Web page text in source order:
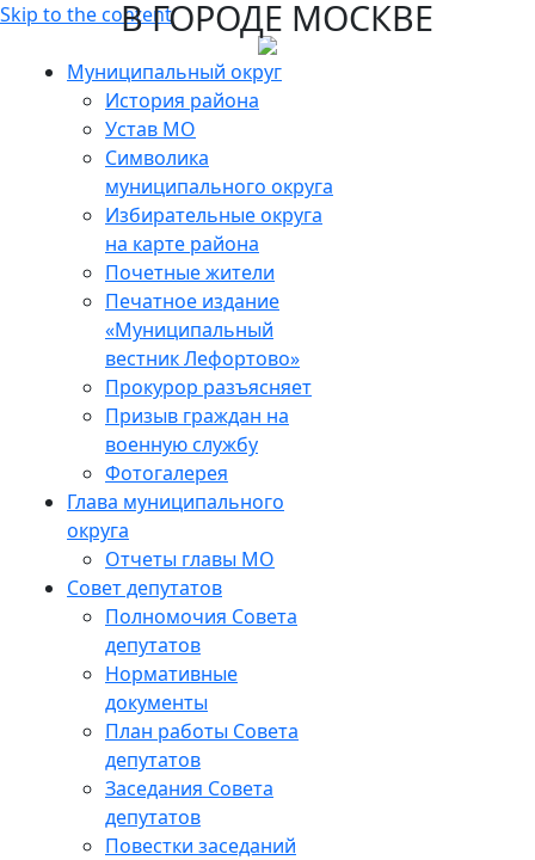
Skip to the contentВ ГОРОДЕ МОСКВЕ
Муниципальный округ
История района
Устав МО
Символика
муниципального округа
Избирательные округа
на карте района
Почетные жители
Печатное издание
«Муниципальный
вестник Лефортово»
Прокурор разъясняет
Призыв граждан на
военную службу
Фотогалерея
Глава муниципального
округа
Отчеты главы МО
Совет депутатов
Полномочия Совета
депутатов
Нормативные
документы
План работы Совета
депутатов
Заседания Cовета
депутатов
Повестки заседаний